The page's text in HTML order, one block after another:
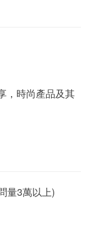
時尚產品及其
量3萬以上)